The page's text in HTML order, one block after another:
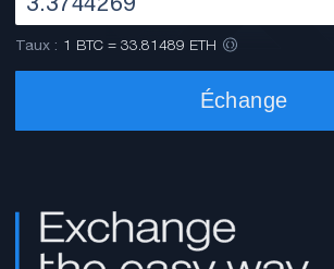
Taux : 1 BTC = 33.81489 ETH
Échange